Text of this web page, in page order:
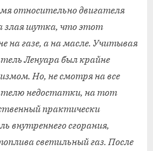
относительно двигателя
злая шутка, что этот
на газе, а на масле. Учитывая
Ленуара был крайне
Но, не смотря на все
недостатки, на тот
практически
внутреннего сгорания,
светильный газ. После